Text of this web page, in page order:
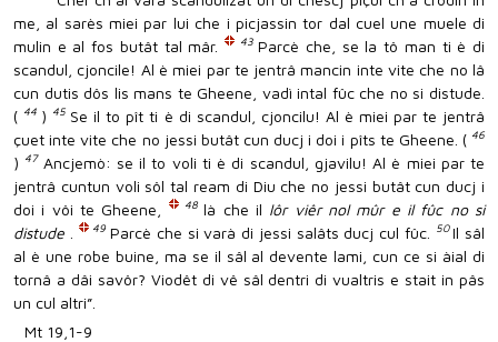
me, al sarès miei par lui che i picjassin tor dal cuel une muele di
mulin e al fos butât tal mâr.
43Parcè che, se la tô man ti è di
scandul, cjoncile! Al è miei par te jentrâ mancin inte vite che no lâ
cun dutis dôs lis mans te Gheene, vadì intal fûc che no si distude.
( 44 ) 45 Se il to pît ti è di scandul, cjoncilu! Al è miei par te jentrâ
çuet inte vite che no jessi butât cun ducj i doi i pîts te Gheene. ( 46
) 47 Ancjemò: se il to voli ti è di scandul, gjavilu! Al è miei par te
jentrâ cuntun voli sôl tal ream di Diu che no jessi butât cun ducj i
doi i vôi te Gheene,
48là che il lôr viêr nol mûr e il fûc no si
distude
49 Parcè che si varà di jessi salâts ducj cul fûc. 50Il sâl
al è une robe buine, ma se il sâl al devente lami, cun ce si àial di
tornâ a dâi savôr? Viodêt di vê sâl dentri di vualtris e stait in pâs
un cul altri”.
Mt 19,1-9